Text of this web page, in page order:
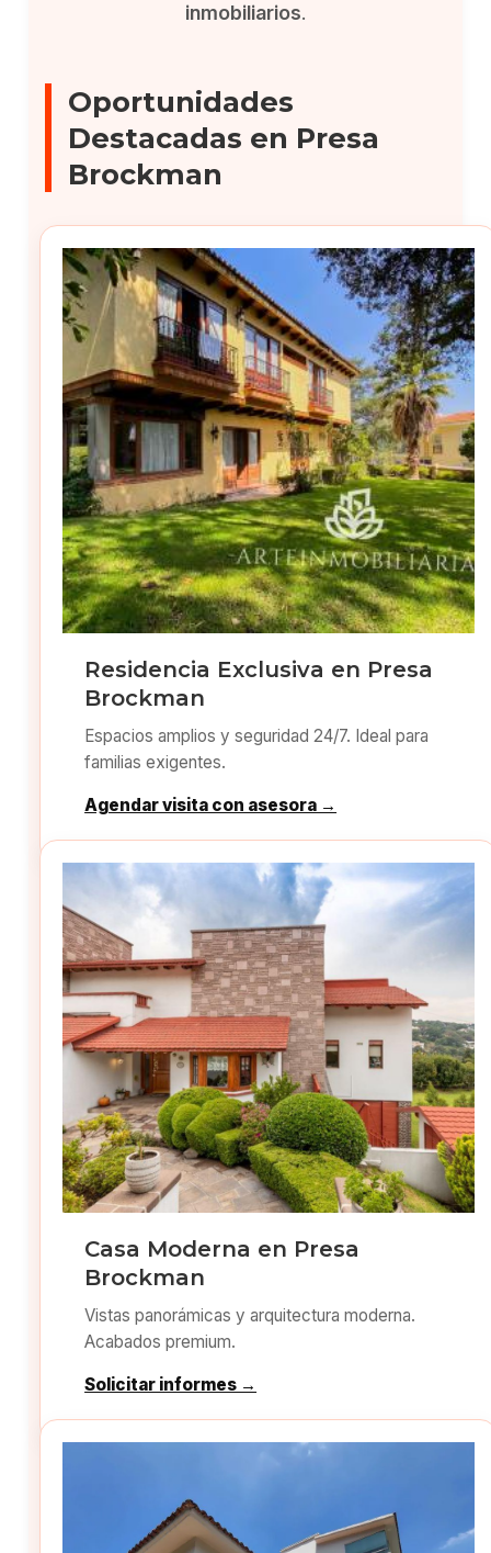
inmobiliarios.
Oportunidades
Destacadas en Presa
Brockman
Residencia Exclusiva en Presa
Brockman
Espacios amplios y seguridad 24/7. Ideal para
familias exigentes.
Agendar visita con asesora →
Casa Moderna en Presa
Brockman
Vistas panorámicas y arquitectura moderna.
Acabados premium.
Solicitar informes →